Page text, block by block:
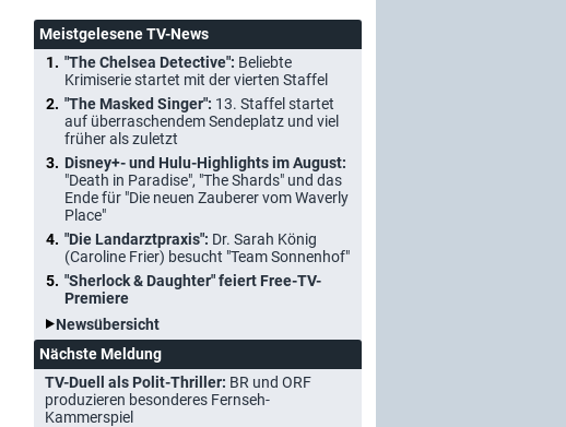
Meistgelesene TV-News
"The Chelsea Detective": Beliebte
Krimiserie startet mit der vierten Staffel
"The Masked Singer": 13. Staffel startet
auf überraschendem Sendeplatz und viel
früher als zuletzt
Disney+- und Hulu-Highlights im August:
"Death in Paradise", "The Shards" und das
Ende für "Die neuen Zauberer vom Waverly
Place"
"Die Landarztpraxis": Dr. Sarah König
(Caroline Frier) besucht "Team Sonnenhof"
"Sherlock & Daughter" feiert Free-TV-
Premiere
Newsübersicht
Nächste Meldung
TV-Duell als Polit-Thriller: BR und ORF
produzieren besonderes Fernseh-
Kammerspiel